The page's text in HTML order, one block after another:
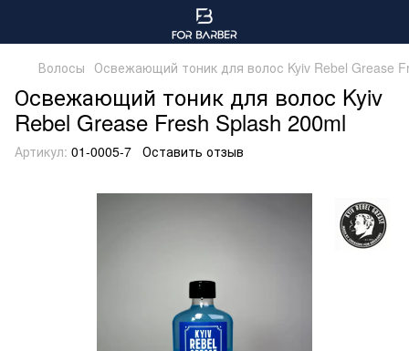
Волосы Освежающий тоник для волос Kyiv Rebel Grease
Освежающий тоник для волос Kyiv
Rebel Grease Fresh Splash 200ml
Артикул: 01-0005-7 Оставить отзыв